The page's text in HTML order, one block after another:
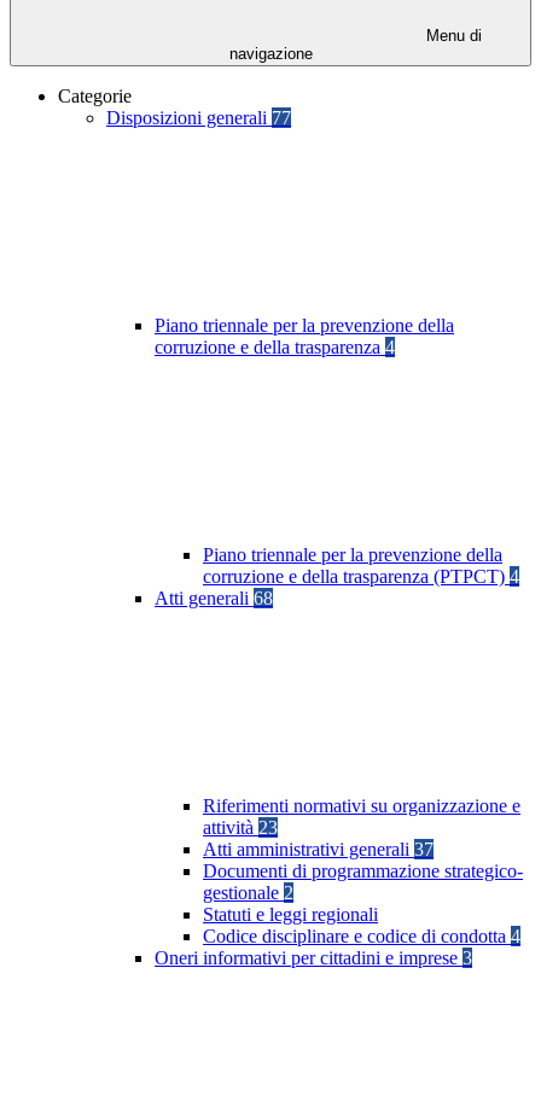
Menu di
navigazione
Categorie
Disposizioni generali 77
Piano triennale per la prevenzione della
corruzione e della trasparenza 4
Piano triennale per la prevenzione della
corruzione e della trasparenza (PTPCT) 4
Atti generali 68
Riferimenti normativi su organizzazione e
attività 23
Atti amministrativi generali 37
Documenti di programmazione strategico-
gestionale 2
Statuti e leggi regionali
Codice disciplinare e codice di condotta 4
Oneri informativi per cittadini e imprese 3